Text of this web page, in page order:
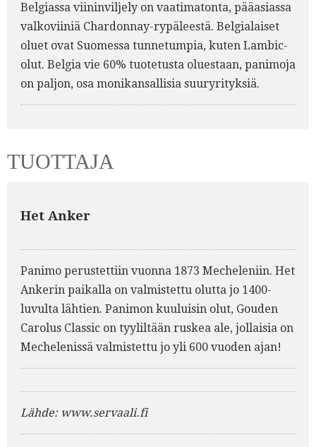
Belgiassa viininviljely on vaatimatonta, pääasiassa
valkoviiniä Chardonnay-rypäleestä. Belgialaiset
oluet ovat Suomessa tunnetumpia, kuten Lambic-
olut. Belgia vie 60% tuotetusta oluestaan, panimoja
on paljon, osa monikansallisia suuryrityksiä.
TUOTTAJA
Het Anker
Panimo perustettiin vuonna 1873 Mecheleniin. Het
Ankerin paikalla on valmistettu olutta jo 1400-
luvulta lähtien. Panimon kuuluisin olut, Gouden
Carolus Classic on tyyliltään ruskea ale, jollaisia on
Mechelenissä valmistettu jo yli 600 vuoden ajan!
Lähde: www.servaali.fi